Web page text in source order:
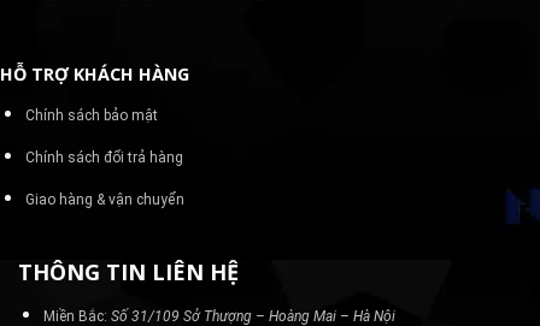
HỖ TRỢ KHÁCH HÀNG
Chính sách bảo mật
Chính sách đổi trả hàng
Giao hàng & vận chuyển
THÔNG TIN LIÊN HỆ
Miền Bắc: Số 31/109 Sở Thượng – Hoàng Mai – Hà Nội